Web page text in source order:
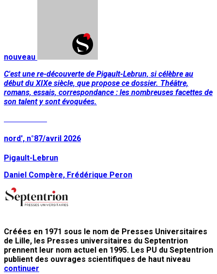
nouveau
C'est une re-découverte de Pigault-Lebrun, si célèbre au
début du XIXe siècle, que propose ce dossier. Théâtre,
romans, essais, correspondance : les nombreuses facettes de
son talent y sont évoquées.
nord', n°87/avril 2026
Pigault-Lebrun
Daniel Compère, Frédérique Peron
Créées en 1971 sous le nom de Presses Universitaires
de Lille, les Presses universitaires du Septentrion
prennent leur nom actuel en 1995. Les PU du Septentrion
publient des ouvrages scientifiques de haut niveau
continuer